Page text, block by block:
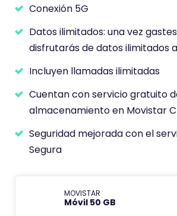
Conexión 5G
Datos ilimitados: una vez
disfrutarás de datos ilimitados
Incluyen llamadas ilimitadas
Cuentan con servicio gratuito
almacenamiento en Movistar
Seguridad mejorada con el
Segura
MOVISTAR
Móvil 50 GB